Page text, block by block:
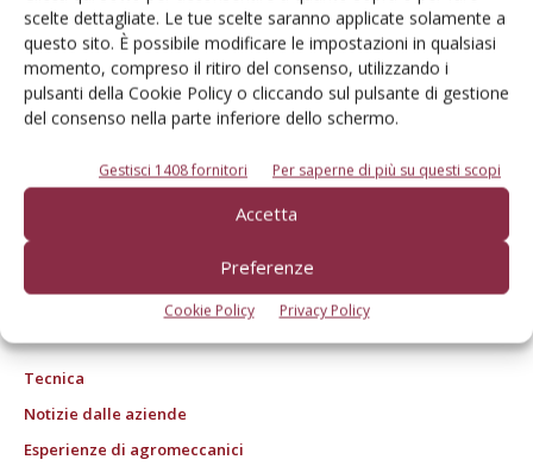
scelte dettagliate. Le tue scelte saranno applicate solamente a
questo sito. È possibile modificare le impostazioni in qualsiasi
momento, compreso il ritiro del consenso, utilizzando i
pulsanti della Cookie Policy o cliccando sul pulsante di gestione
del consenso nella parte inferiore dello schermo.
Gestisci 1408 fornitori Per saperne di più su questi scopi
Accetta
Preferenze
Cookie Policy Privacy Policy
© Tecniche Nuove Spa. Tutti i diritti riservati. Sede legale Via Eritrea 21 -
20157 Milano | Codice fiscale, Partita IVA e Iscrizione al Registro delle
imprese di Milano: 00753480151
Registrazione Tribunale di Milano n. 71 del 05/03/2014 (Precedentemente
registrata presso il Tribunale di Bologna n. 6111 del 12/06/1992)
ROC "Poste italiane Spa sped. Abbonamento Postale DL 353/2003 conv. L.
Tecnica
Notizie dalle aziende
Esperienze di agromeccanici